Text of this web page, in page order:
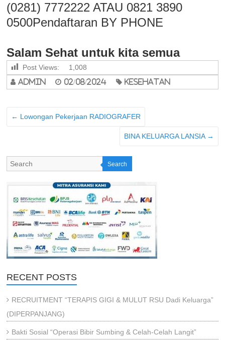
(0281) 7772222 ATAU 0821 3890
0500Pendaftaran BY PHONE
Salam Sehat untuk kita semua
Post Views: 1,008
admin 02/08/2024 Kesehatan
← Lowongan Pekerjaan RADIOGRAFER
BINA KELUARGA LANSIA →
Search
RECENT POSTS
RECRUITMENT “TERAPIS GIGI & MULUT RSU Dadi Keluarga”
(DIPERPANJANG)
Bakti Sosial “Operasi Bibir Sumbing & Celah-Celah Langit”